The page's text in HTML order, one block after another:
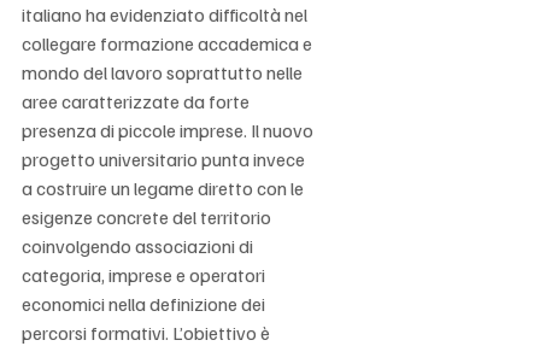
italiano ha evidenziato difficoltà nel
collegare formazione accademica e
mondo del lavoro soprattutto nelle
aree caratterizzate da forte
presenza di piccole imprese. Il nuovo
progetto universitario punta invece
a costruire un legame diretto con le
esigenze concrete del territorio
coinvolgendo associazioni di
categoria, imprese e operatori
economici nella definizione dei
percorsi formativi. L’obiettivo è